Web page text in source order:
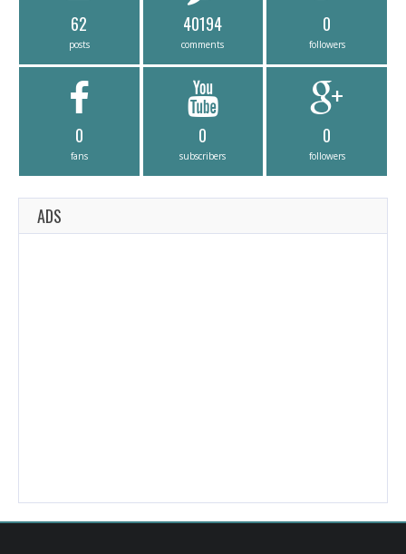
62
posts
40194
comments
0
followers
0
fans
0
subscribers
0
followers
ADS